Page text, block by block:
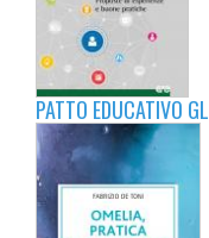
PATTO EDUCATIVO